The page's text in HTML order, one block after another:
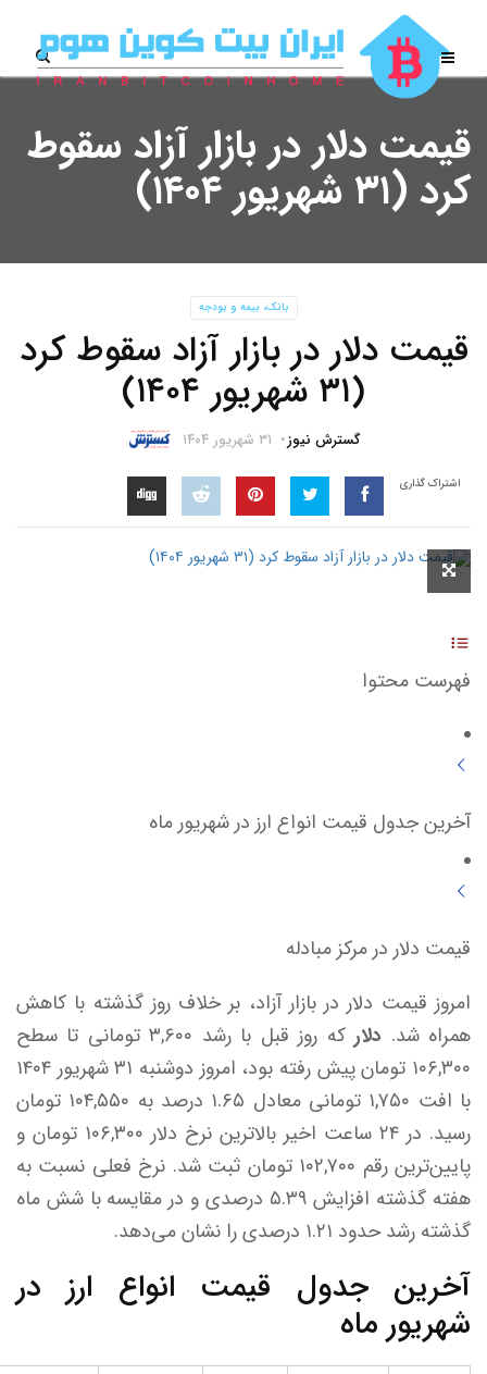
قیمت دلار در بازار آزاد سقوط
کرد (۳۱ شهریور ۱۴۰۴)
بانک، بیمه و بودجه
قیمت دلار در بازار آزاد سقوط کرد
(۳۱ شهریور ۱۴۰۴)
گسترش نیوز ۳۱ شهریور ۱۴۰۴
اشتراک گذاری
فهرست محتوا
آخرین جدول قیمت انواع ارز در شهریور ماه
قیمت دلار در مرکز مبادله
امروز قیمت دلار در بازار آزاد، بر خلاف روز گذشته با کاهش
همراه شد. دلار
که روز قبل با رشد ۳,۶۰۰ تومانی تا سطح
۱۰۶,۳۰۰ تومان پیش رفته بود، امروز دوشنبه ۳۱ شهریور ۱۴۰۴
با افت ۱,۷۵۰ تومانی معادل ۱.۶۵ درصد به ۱۰۴,۵۵۰ تومان
رسید. در ۲۴ ساعت اخیر بالاترین نرخ دلار ۱۰۶,۳۰۰ تومان و
پایین‌ترین رقم ۱۰۲,۷۰۰ تومان ثبت شد. نرخ فعلی نسبت به
هفته گذشته افزایش ۵.۳۹ درصدی و در مقایسه با شش ماه
گذشته رشد حدود ۱.۲۱ درصدی را نشان می‌دهد.
آخرین جدول قیمت انواع ارز در
شهریور ماه